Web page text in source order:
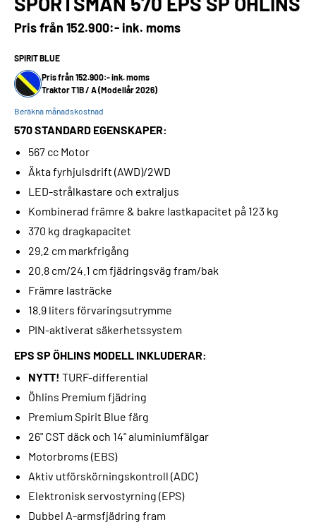
Pris från 152.900:- ink. moms
SPIRIT BLUE
Pris från 152.900:- ink. moms
Traktor T1B / A (Modellår 2026)
Beräkna månadskostnad
570 STANDARD EGENSKAPER:
567 cc Motor
Äkta fyrhjulsdrift (AWD)/2WD
LED-strålkastare och extraljus
Kombinerad främre & bakre lastkapacitet på 123 kg
370 kg dragkapacitet
29.2 cm markfrigång
20.8 cm/24.1 cm fjädringsväg fram/bak
Främre lasträcke
18.9 liters förvaringsutrymme
PIN-aktiverat säkerhetssystem
EPS SP ÖHLINS MODELL INKLUDERAR:
NYTT! TURF-differential
Öhlins Premium fjädring
Premium Spirit Blue färg
26" CST däck och 14" aluminiumfälgar
Motorbroms (EBS)
Aktiv utförskörningskontroll (ADC)
Elektronisk servostyrning (EPS)
Dubbel A-armsfjädring fram